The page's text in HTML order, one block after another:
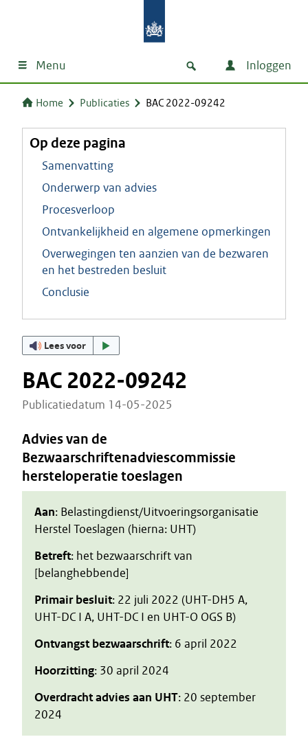
Menu Inloggen
Home Publicaties BAC 2022-09242
Op deze pagina
Samenvatting
Onderwerp van advies
Procesverloop
Ontvankelijkheid en algemene opmerkingen
Overwegingen ten aanzien van de bezwaren
en het bestreden besluit
Conclusie
Lees voor
BAC 2022-09242
Publicatiedatum 14-05-2025
Advies van de
Bezwaarschriftenadviescommissie
hersteloperatie toeslagen
Aan: Belastingdienst/Uitvoeringsorganisatie
Herstel Toeslagen (hierna: UHT)
Betreft: het bezwaarschrift van
[belanghebbende]
Primair besluit: 22 juli 2022 (UHT-DH5 A,
UHT-DC I A, UHT-DC I en UHT-O OGS B)
Ontvangst bezwaarschrift: 6 april 2022
Hoorzitting: 30 april 2024
Overdracht advies aan UHT: 20 september
2024